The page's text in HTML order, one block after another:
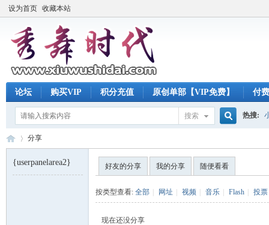
设为首页 收藏本站
论坛 购买VIP 积分充值 原创单部【VIP免费】 付
搜索 热搜:
分享
{userpanelarea2} 好友的分享 我的分享 随便看看
按类型查看: 全部 网址 视频 音乐 Flash 投票
现在还没分享